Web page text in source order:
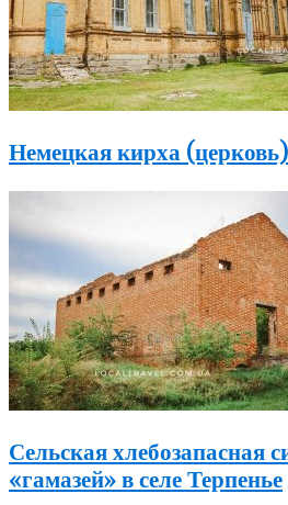
Немецкая кирха
Сельская хлебозапасная
«гамазей» в селе Терпенье